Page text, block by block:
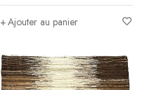
Ajouter au panier